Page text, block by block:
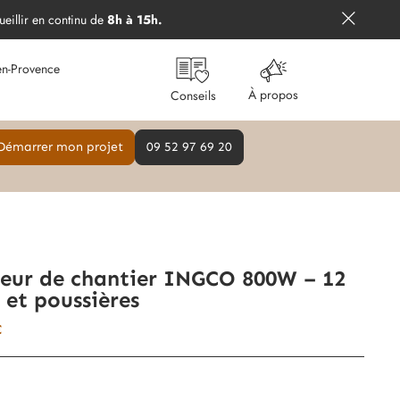
en continu de 8h à 15h.
Provence
Conseils À propos
mon projet 09 52 97 69 20
de chantier INGCO 800W – 12
et poussières